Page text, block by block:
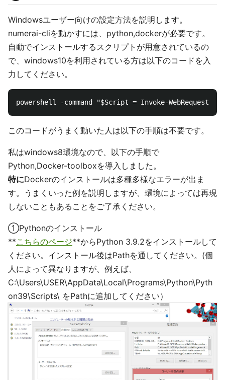
Windowsユーザー向けの設定方法を説明します。
numerai-cliを動かすには、python,dockerが必要です。
自動でインストールするスクリプトが用意されているの
で、windows10を利用されている方は以下のコードを入
力してください。
このコードがうまく動いた人は以下の手順は不要です。
私はwindows8環境なので、以下の手順で
Python,Docker-toolboxを導入しました。
特にDockerのインストールは多種多様なエラーが出ま
す。うまくいった例を説明しますが、環境によっては再現
しないこともあることをご了承ください。
①Pythonのインストール
**こちらのページ**からPython 3.9.2をインストールして
ください。インストール後はPathを通してください。(個
人によって異なりますが、例えば、
C:\Users\USER\AppData\Local\Programs\Python\Pyth
on39\Scripts\ をPathに追加してください）